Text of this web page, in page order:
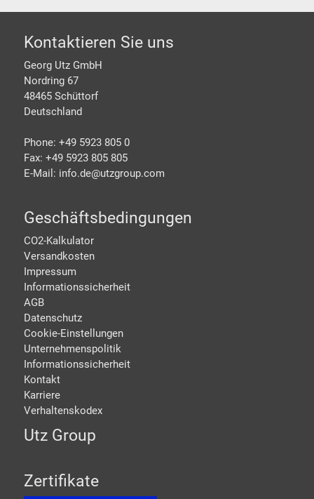
Footer
Kontaktieren Sie uns
Georg Utz GmbH
Nordring 67
48465 Schüttorf
Deutschland
Phone: +49 5923 805 0
Fax: +49 5923 805 805
E-Mail: info.de@utzgroup.com
Geschäftsbedingungen
CO2-Kalkulator
Versandkosten
Impressum
Informationssicherheit
AGB
Datenschutz
Cookie-Einstellungen
Unternehmenspolitik
Informationssicherheit
Kontakt
Karriere
Verhaltenskodex
Utz Group
Zertifikate